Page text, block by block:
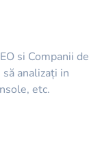
si Companii de
analizați in
etc.